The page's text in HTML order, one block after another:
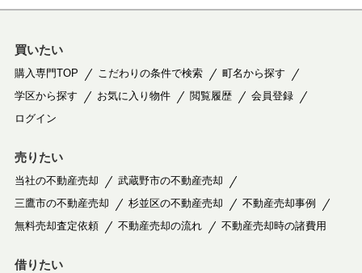
買いたい
購入専門TOP こだわりの条件で検索
町名から探す
学区から探す
お気に入り物件 閲覧履歴
会員登録
ログイン
売りたい
当社の不動産売却
武蔵野市の不動産売却
三鷹市の不動産売却
杉並区の不動産売却
不動産売却事例
無料売却査定依頼
不動産売却の流れ 不動産売却時の諸費用
借りたい